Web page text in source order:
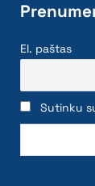
El. paštas
Sutinku